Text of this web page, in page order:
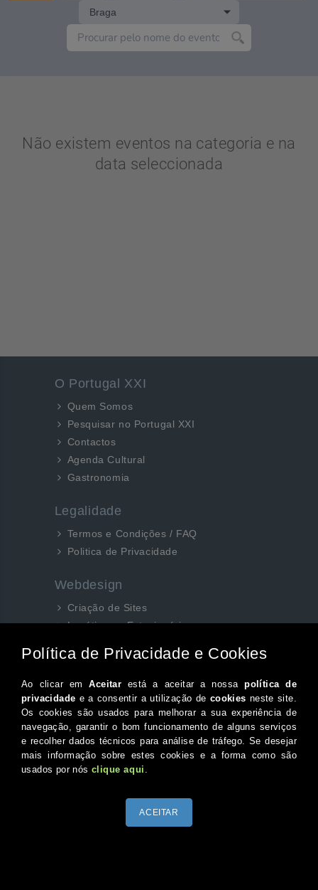
Braga
Não existem eventos na categoria e na
data seleccionada
O Portugal XXI
Quem Somos
Pesquisar no Portugal XXI
Contactos
Agenda Cultural
Gastronomia
Legalidade
Termos e Condições / FAQ
Politica de Privacidade
Webdesign
Criação de Sites
Logótipos e Estacionários
Siga-nos aqui...
Facebook
Instagram
Twitter
Canal do Youtube
© 2026 Portugal XXI Todos os direitos reservados.
Desenvolvido por Optimeios